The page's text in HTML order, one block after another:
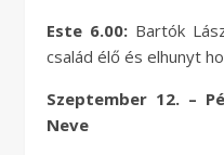
Este 6.00: Bartók
család élő és elhunyt
Szeptember 12. –
Neve